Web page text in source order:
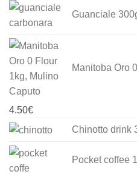
Guanciale
Manitoba Oro
4.50€
Chinotto drink
Pocket coffee